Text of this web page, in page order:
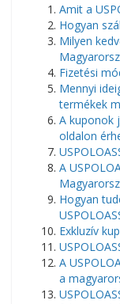
​Amit a
Hogyan
Milyen
Fizetési
Mennyi
termékek
A kuponok
oldalon
A
Hogyan
Exkluzív
A
a